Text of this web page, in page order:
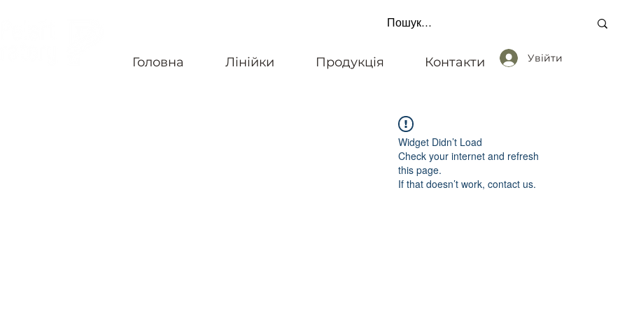
Увійти
Головна Лінійки Продукція Контакти
Widget Didn’t Load
Check your internet and refresh
this page.
If that doesn’t work, contact us.